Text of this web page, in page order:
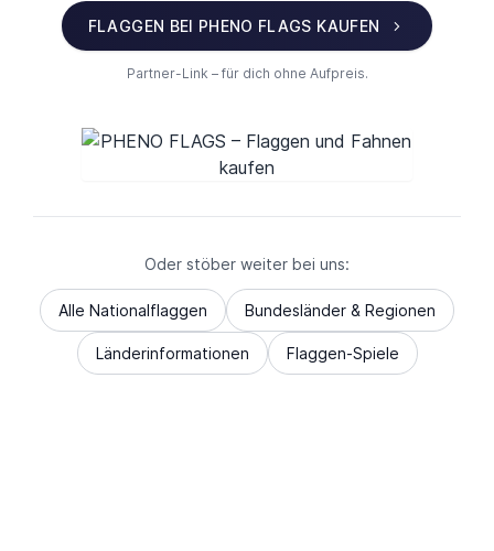
FLAGGEN BEI PHENO FLAGS KAUFEN
Partner-Link – für dich ohne Aufpreis.
Oder stöber weiter bei uns:
Alle Nationalflaggen Bundesländer & Regionen
Länderinformationen Flaggen-Spiele